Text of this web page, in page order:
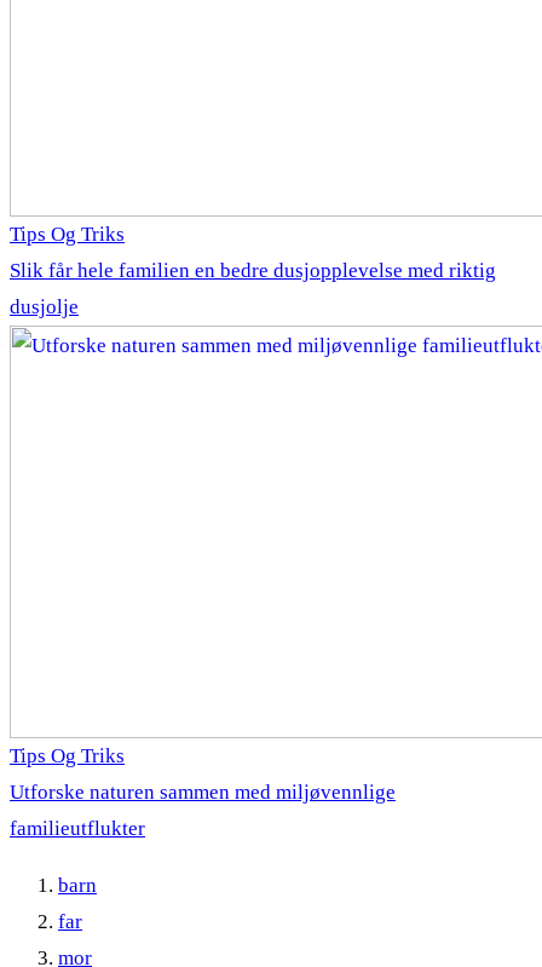
Tips Og Triks
Slik får hele familien en bedre dusjopplevelse med riktig
dusjolje
Tips Og Triks
Utforske naturen sammen med miljøvennlige
familieutflukter
barn
far
mor